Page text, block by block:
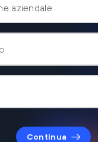
Continua